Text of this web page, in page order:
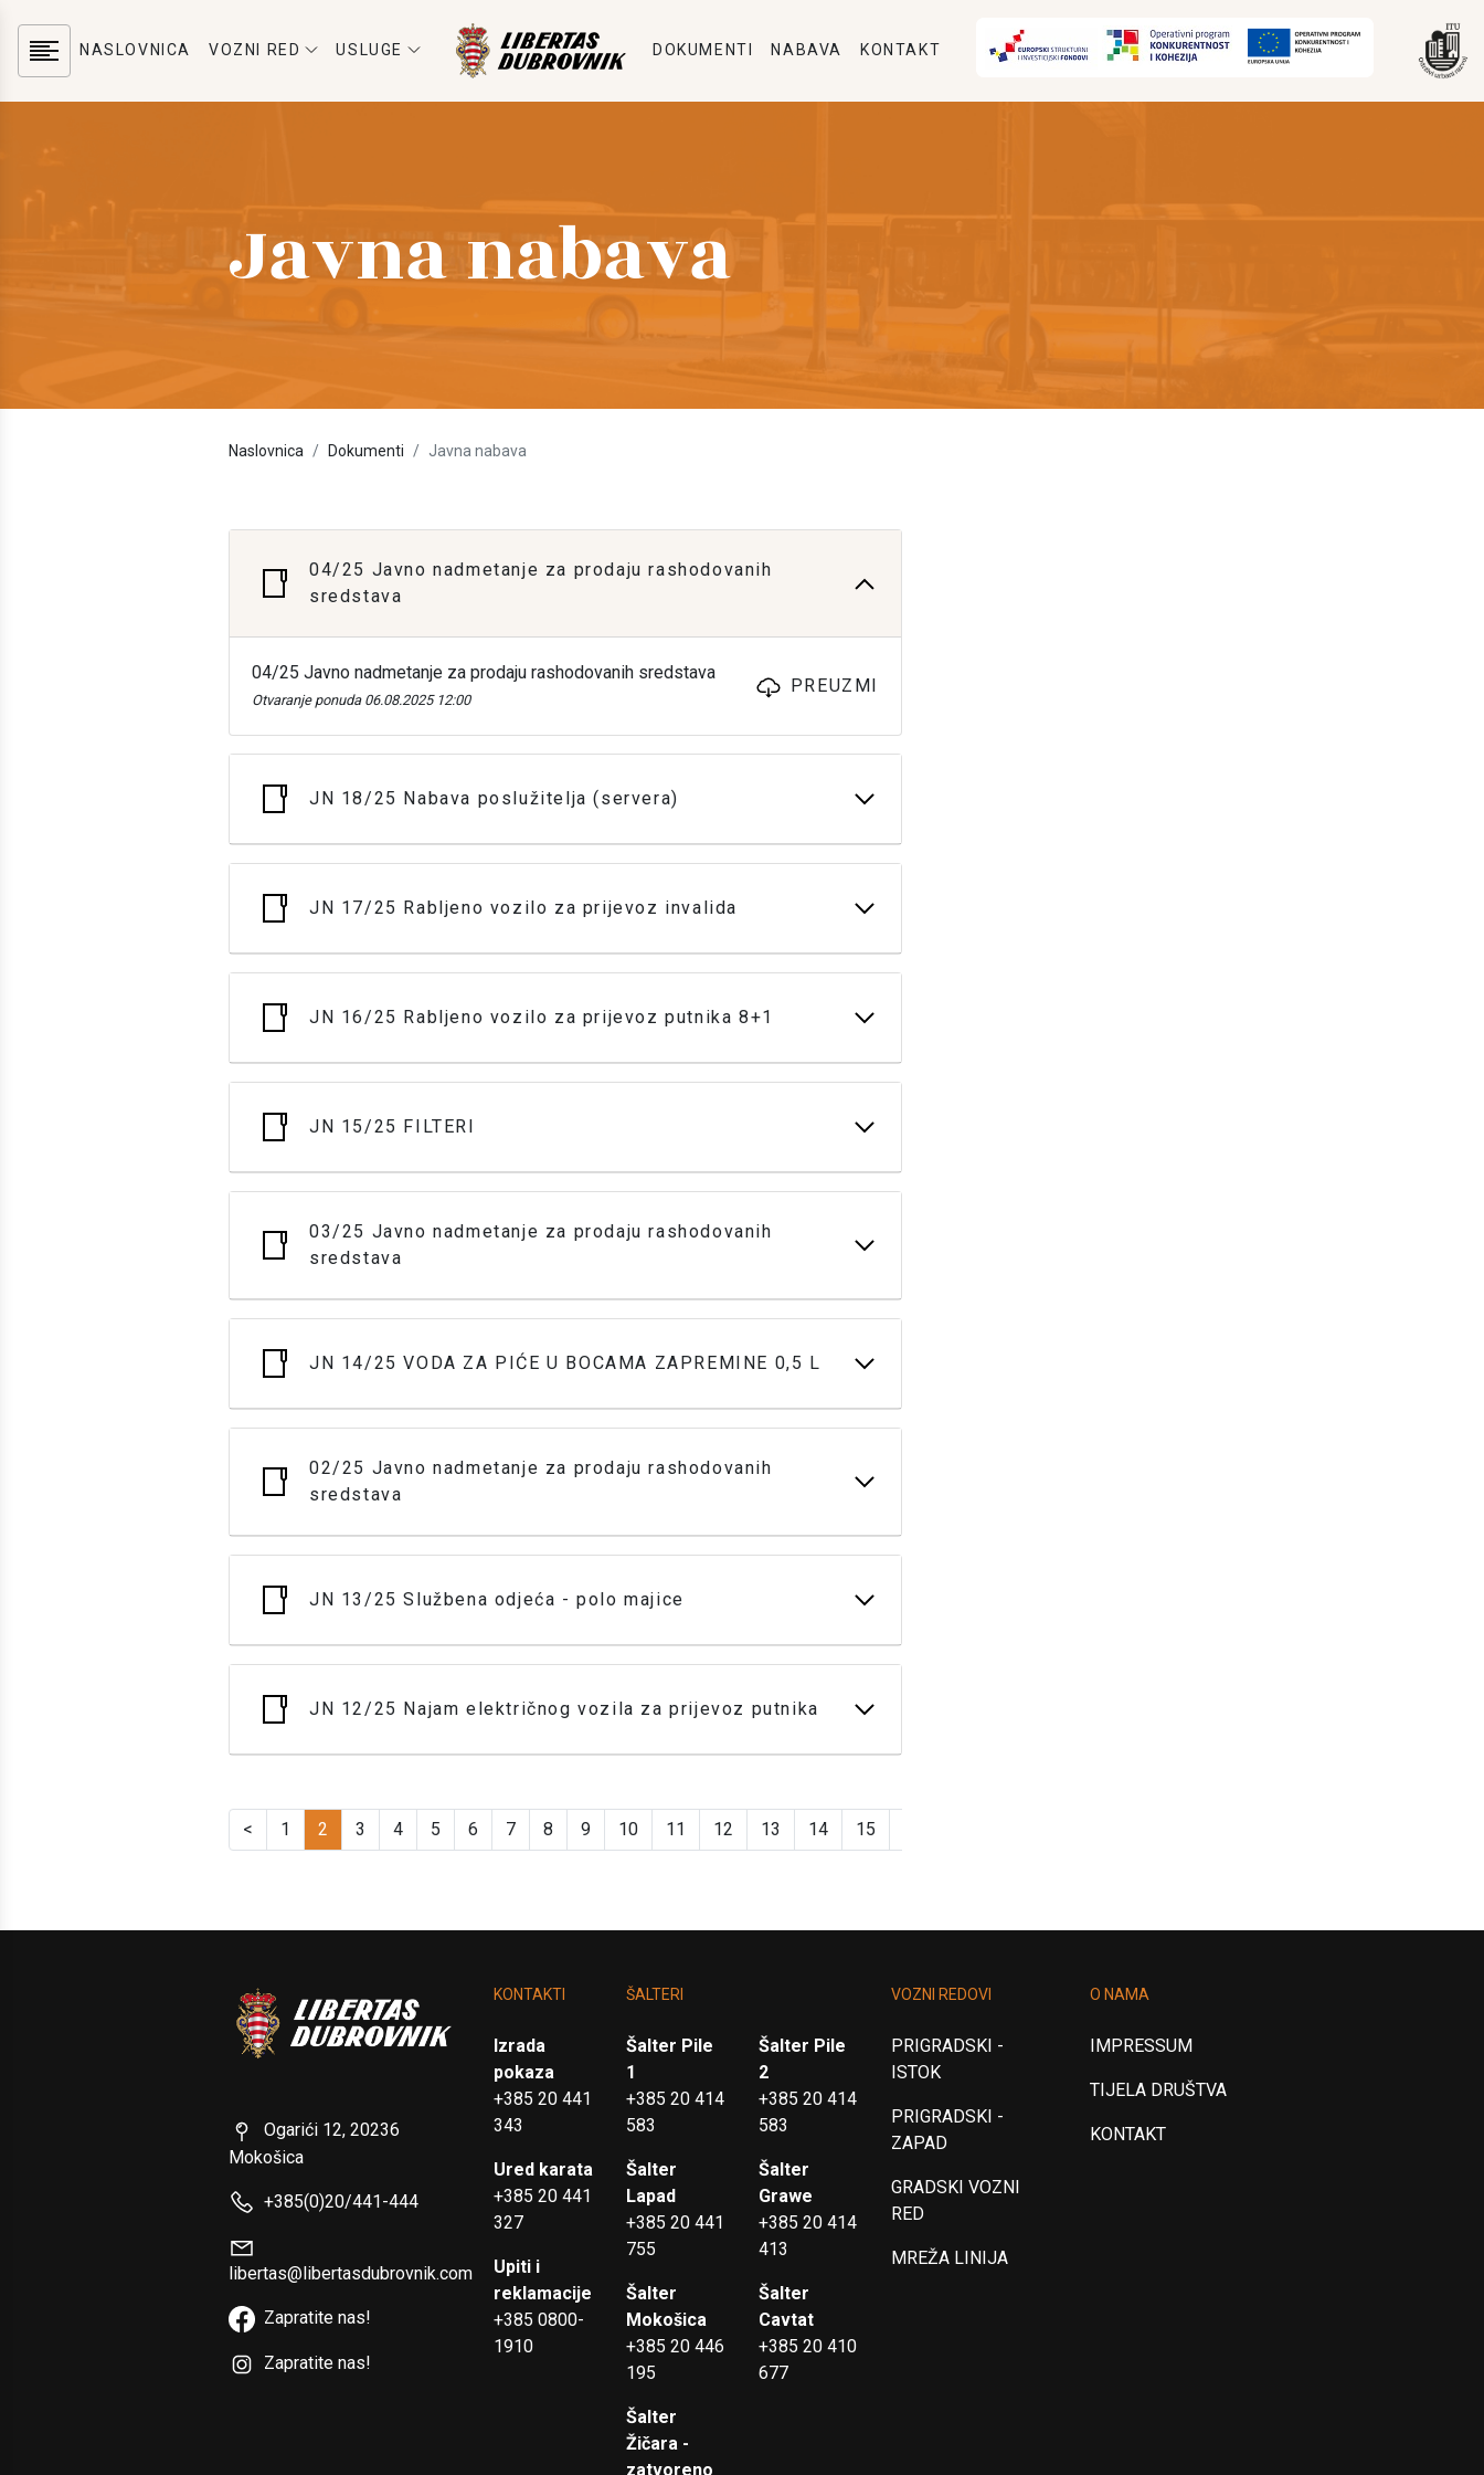
NASLOVNICA VOZNI RED USLUGE DOKUMENTI NABAVA KONTAKT
Javna nabava
Naslovnica Dokumenti Javna nabava
04/25 Javno nadmetanje za prodaju rashodovanih
sredstava
04/25 Javno nadmetanje za prodaju rashodovanih sredstava
Otvaranje ponuda 06.08.2025 12:00
PREUZMI
JN 18/25 Nabava poslužitelja (servera)
JN 17/25 Rabljeno vozilo za prijevoz invalida
JN 16/25 Rabljeno vozilo za prijevoz putnika 8+1
JN 15/25 FILTERI
03/25 Javno nadmetanje za prodaju rashodovanih
sredstava
JN 14/25 VODA ZA PIĆE U BOCAMA ZAPREMINE 0,5 L
02/25 Javno nadmetanje za prodaju rashodovanih
sredstava
JN 13/25 Službena odjeća - polo majice
JN 12/25 Najam električnog vozila za prijevoz putnika
< 1 2 3 4 5 6 7 8 9 10 11 12 13 14 15
Ogarići 12, 20236
Mokošica
+385(0)20/441-444
libertas@libertasdubrovnik.com
Zapratite nas!
Zapratite nas!
KONTAKTI
Izrada
pokaza
+385 20 441
343
Ured karata
+385 20 441
327
Upiti i
reklamacije
+385 0800-
1910
ŠALTERI
Šalter Pile
1
+385 20 414
583
Šalter Pile
2
+385 20 414
583
Šalter
Lapad
+385 20 441
755
Šalter
Grawe
+385 20 414
413
Šalter
Mokošica
+385 20 446
195
Šalter
Cavtat
+385 20 410
677
Šalter
Žičara -
zatvoreno
VOZNI REDOVI
PRIGRADSKI -
ISTOK
PRIGRADSKI -
ZAPAD
GRADSKI VOZNI
RED
MREŽA LINIJA
O NAMA
IMPRESSUM
TIJELA DRUŠTVA
KONTAKT